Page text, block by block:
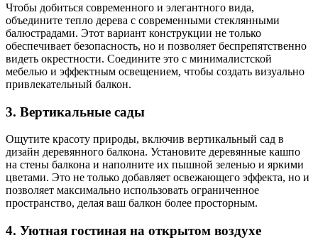
Чтобы добиться современного и элегантного вида,
объедините тепло дерева с современными стеклянными
балюстрадами. Этот вариант конструкции не только
обеспечивает безопасность, но и позволяет беспрепятственно
видеть окрестности. Соедините это с минималистской
мебелью и эффектным освещением, чтобы создать визуально
привлекательный балкон.
3. Вертикальные сады
Ощутите красоту природы, включив вертикальный сад в
дизайн деревянного балкона. Установите деревянные кашпо
на стены балкона и наполните их пышной зеленью и яркими
цветами. Это не только добавляет освежающего эффекта, но и
позволяет максимально использовать ограниченное
пространство, делая ваш балкон более просторным.
4. Уютная гостиная на открытом воздухе